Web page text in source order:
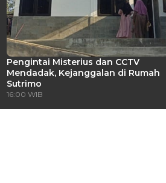
Pengintai Misterius dan CCTV
Mendadak, Kejanggalan di Rumah
Sutrimo
16:00 WIB